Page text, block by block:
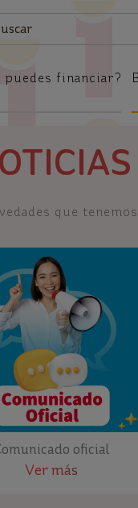
puedes financiar?
Brilla
que
oficial
Ver más